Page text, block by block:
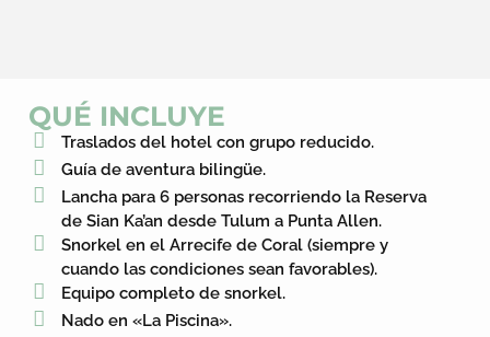
QUÉ INCLUYE
Traslados del hotel con grupo reducido.
Guía de aventura bilingüe.
Lancha para 6 personas recorriendo la Reserva
de Sian Ka’an desde Tulum a Punta Allen.
Snorkel en el Arrecife de Coral (siempre y
cuando las condiciones sean favorables).
Equipo completo de snorkel.
Nado en «La Piscina».